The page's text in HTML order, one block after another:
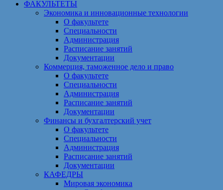
ФАКУЛЬТЕТЫ
Экономика и инновационные технологии
О факультете
Специальности
Администрация
Расписание занятий
Документации
Коммерция, таможенное дело и право
О факультете
Специальности
Администрация
Расписание занятий
Документации
Финансы и бухгалтерский учет
О факультете
Специальности
Администрация
Расписание занятий
Документации
КАФЕДРЫ
Мировая экономика